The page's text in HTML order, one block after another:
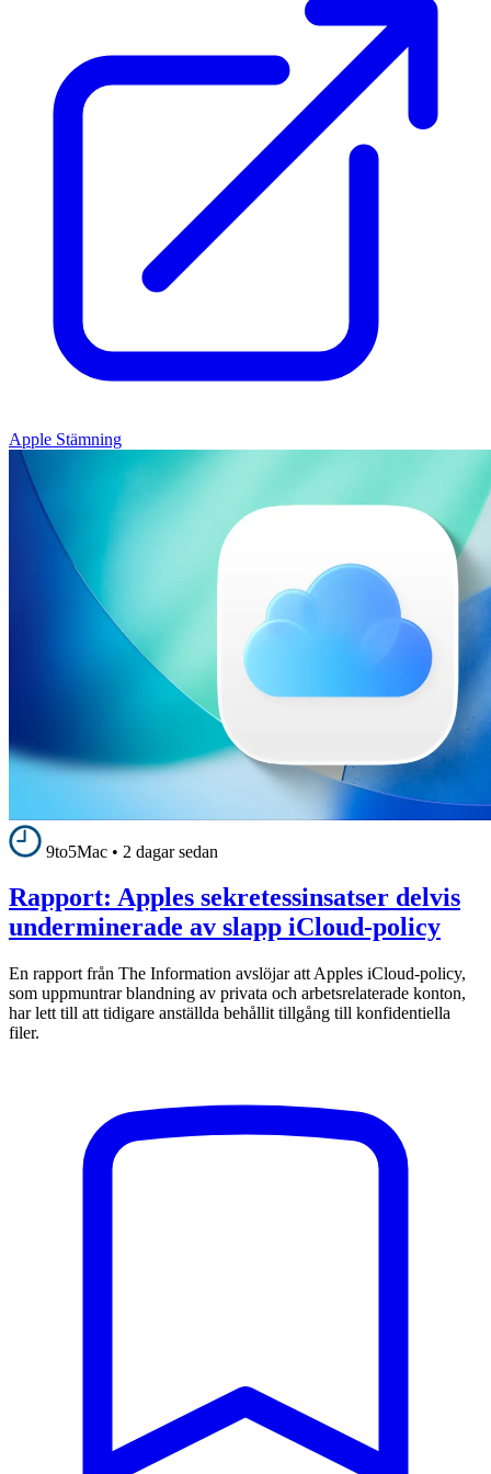
Apple Stämning
9to5Mac • 2 dagar sedan
Rapport: Apples sekretessinsatser delvis
underminerade av slapp iCloud-policy
En rapport från The Information avslöjar att Apples iCloud-policy,
som uppmuntrar blandning av privata och arbetsrelaterade konton,
har lett till att tidigare anställda behållit tillgång till konfidentiella
filer.